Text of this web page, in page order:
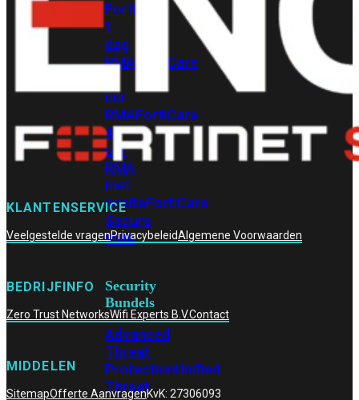
FortiCare
1
dag
RMA FortiCare
uur
RMAFortiCare
4
uur
RMA
met
onsiteFortiCare
Secure
RMA
Security
Bundels
Advanced
Threat
ProtectionUnified
Threat
KLANTENSERVICE
Veelgestelde vragenPrivacybeleidAlgemene Voorwaarden
BEDRIJFINFO
Zero Trust NetworksWifi Experts B.V.Contact
MIDDELEN
SitemapOfferte AanvragenKvK: 27306093